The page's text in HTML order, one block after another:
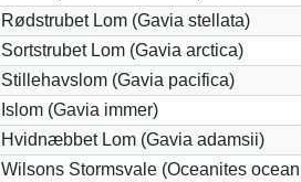
Rødstrubet Lom (Gavia stellata)
Sortstrubet Lom (Gavia arctica)
Stillehavslom (Gavia pacifica)
Islom (Gavia immer)
Hvidnæbbet Lom (Gavia adamsii)
Wilsons Stormsvale (Oceanites